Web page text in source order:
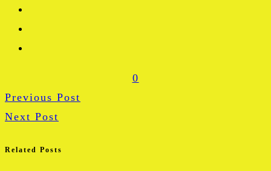
0
Previous Post
Next Post
Related Posts